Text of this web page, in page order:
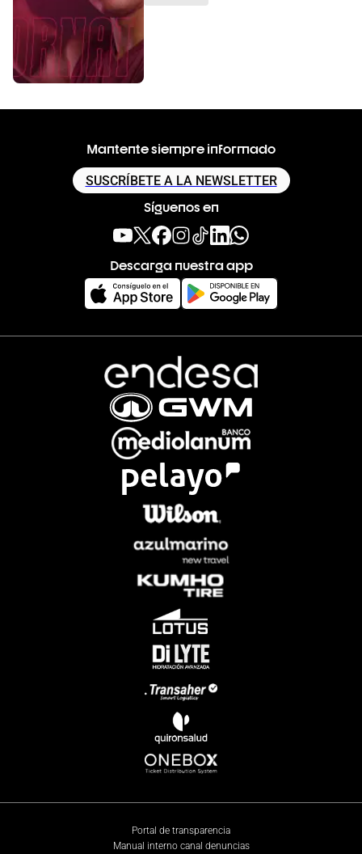
Mantente siempre informado
SUSCRÍBETE A LA NEWSLETTER
Síguenos en
Descarga nuestra app
Portal de transparencia
Manual interno canal denuncias